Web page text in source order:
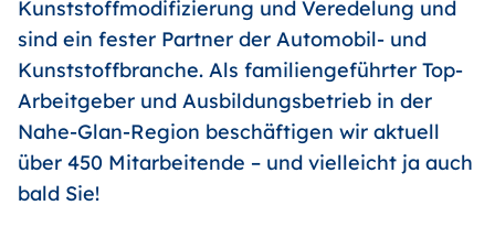
Kunststoffmodifizierung und Veredelung und
sind ein fester Partner der Automobil- und
Kunststoffbranche. Als familiengeführter Top-
Arbeitgeber und Ausbildungsbetrieb in der
Nahe-Glan-Region beschäftigen wir aktuell
über 450 Mitarbeitende – und vielleicht ja auch
bald Sie!